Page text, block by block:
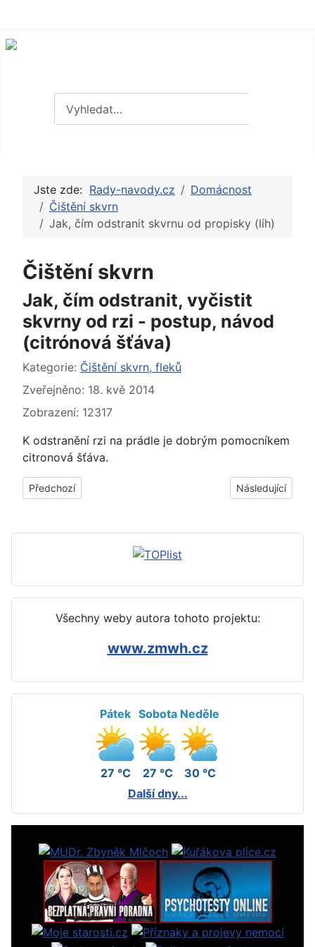
Jste zde: Rady-navody.cz
Domácnost
Čištění skvrn
Jak, čím odstranit skvrnu od propisky (líh)
Čištění skvrn
Jak, čím odstranit, vyčistit
skvrny od rzi - postup, návod
(citrónová šťáva)
Základní údaje
Kategorie: Čištění skvrn, fleků
Zveřejněno: 18. kvě 2014
Zobrazení: 12317
K odstranění rzi na prádle je dobrým pomocníkem
citronová šťáva.
Předchozí článek: Jak, čím odstranit, vyčistit skvrny od
Předchozí Další článek:
Následující
Všechny weby autora tohoto projektu:
www.zmwh.cz
Pátek
27 °C
Sobota
27 °C
Neděle
30 °C
Další dny...